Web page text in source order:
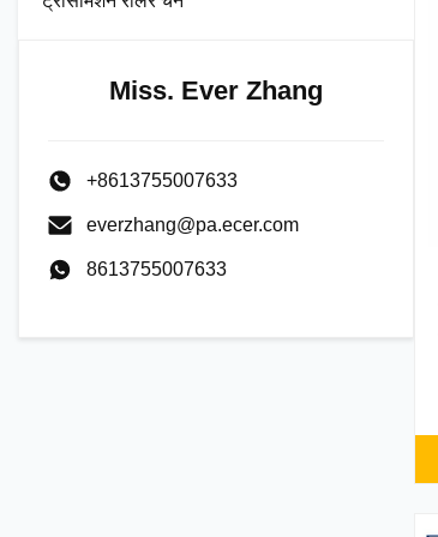
Miss. Ever Zhang
+8613755007633
everzhang@pa.ecer.com
8613755007633